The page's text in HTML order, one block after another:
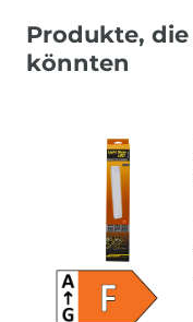
Produkte,
könnten